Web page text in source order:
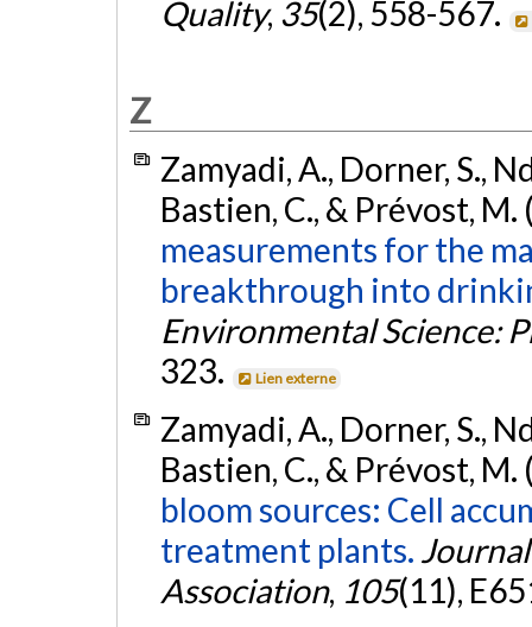
Quality, 35(2), 558-567.
Z
Zamyadi, A., Dorner, S.,
Bastien, C., & Prévost,
measurements for the
breakthrough into
Environmental Science:
323.
Lien externe
Zamyadi, A., Dorner, S.,
Bastien, C., & Prévost,
bloom sources: Cell
treatment plants.
Association, 105(11),